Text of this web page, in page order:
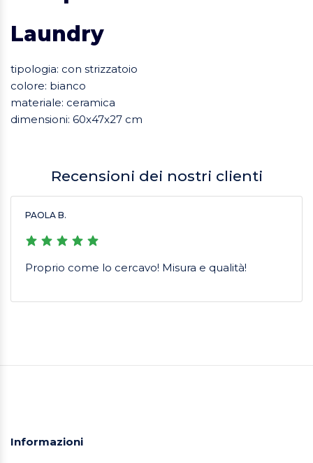
Laundry
tipologia: con strizzatoio
colore: bianco
materiale: ceramica
dimensioni: 60x47x27 cm
Recensioni dei nostri clienti
PAOLA B.
Proprio come lo cercavo! Misura e qualità!
Informazioni